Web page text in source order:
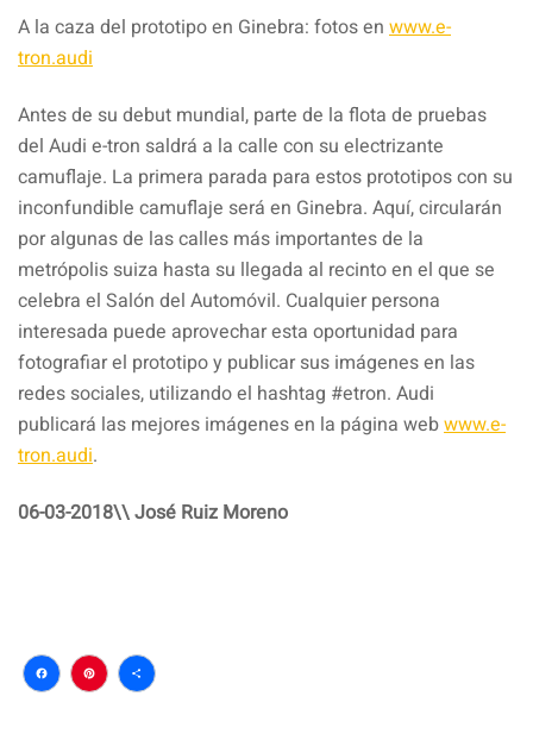
A la caza del prototipo en Ginebra: fotos en www.e-
tron.audi
Antes de su debut mundial, parte de la flota de pruebas
del Audi e-tron saldrá a la calle con su electrizante
camuflaje. La primera parada para estos prototipos con su
inconfundible camuflaje será en Ginebra. Aquí, circularán
por algunas de las calles más importantes de la
metrópolis suiza hasta su llegada al recinto en el que se
celebra el Salón del Automóvil. Cualquier persona
interesada puede aprovechar esta oportunidad para
fotografiar el prototipo y publicar sus imágenes en las
redes sociales, utilizando el hashtag #etron. Audi
publicará las mejores imágenes en la página webwww.e-
tron.audi.
06-03-2018\\ José Ruiz Moreno
Facebook
Pinterest
Compartir